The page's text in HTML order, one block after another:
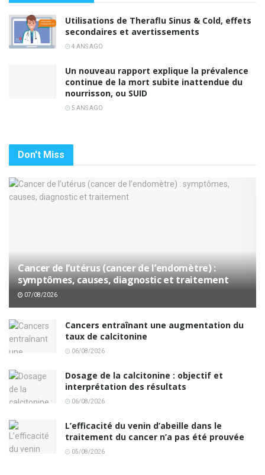
Utilisations de Theraflu Sinus & Cold, effets
secondaires et avertissements
4 ANS AGO
Un nouveau rapport explique la prévalence
continue de la mort subite inattendue du
nourrisson, ou SUID
5 ANS AGO
Don't Miss
Cancer de l’utérus (cancer de l’endomètre) :
symptômes, causes, diagnostic et traitement
07/08/2026
Cancers entraînant une augmentation du
taux de calcitonine
06/08/2026
Dosage de la calcitonine : objectif et
interprétation des résultats
06/08/2026
L’efficacité du venin d’abeille dans le
traitement du cancer n’a pas été prouvée
05/08/2026